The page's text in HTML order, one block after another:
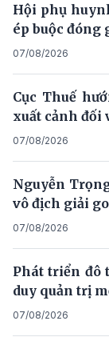
Hội phụ
ép buộc đóng
07/08/2026
Cục Thuế
xuất cảnh đối
07/08/2026
Nguyễn
vô địch giải
07/08/2026
Phát triển đô
duy quản trị
07/08/2026